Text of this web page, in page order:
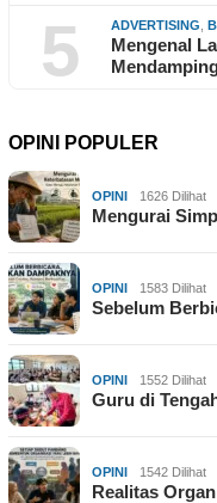
5 ADVERTISING
Mengenal
OPINI POPULER
OPINI 1626 Dilihat
Mengurai
OPINI 1583 Dilihat
Sebelum
OPINI 1552 Dilihat
Guru di
OPINI 1542 Dilihat
Realitas